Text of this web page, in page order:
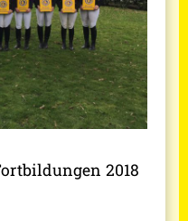
2018